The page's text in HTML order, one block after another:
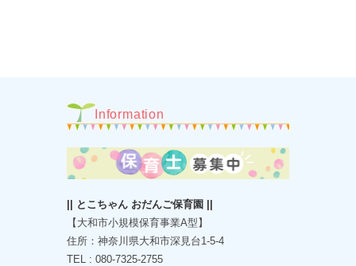
Information
|| とこちゃん おだんご保育園 ||
【大和市小規模保育事業A型】
住所：神奈川県大和市深見台1-5-4
TEL : 080-7325-2755